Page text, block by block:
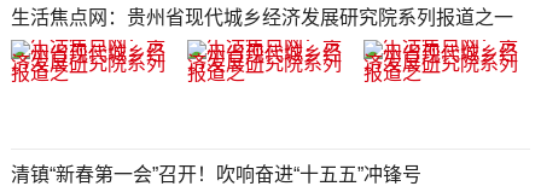
生活焦点网：贵州省现代城乡经济发展研究院系列报道之一
清镇“新春第一会”召开！吹响奋进“十五五”冲锋号